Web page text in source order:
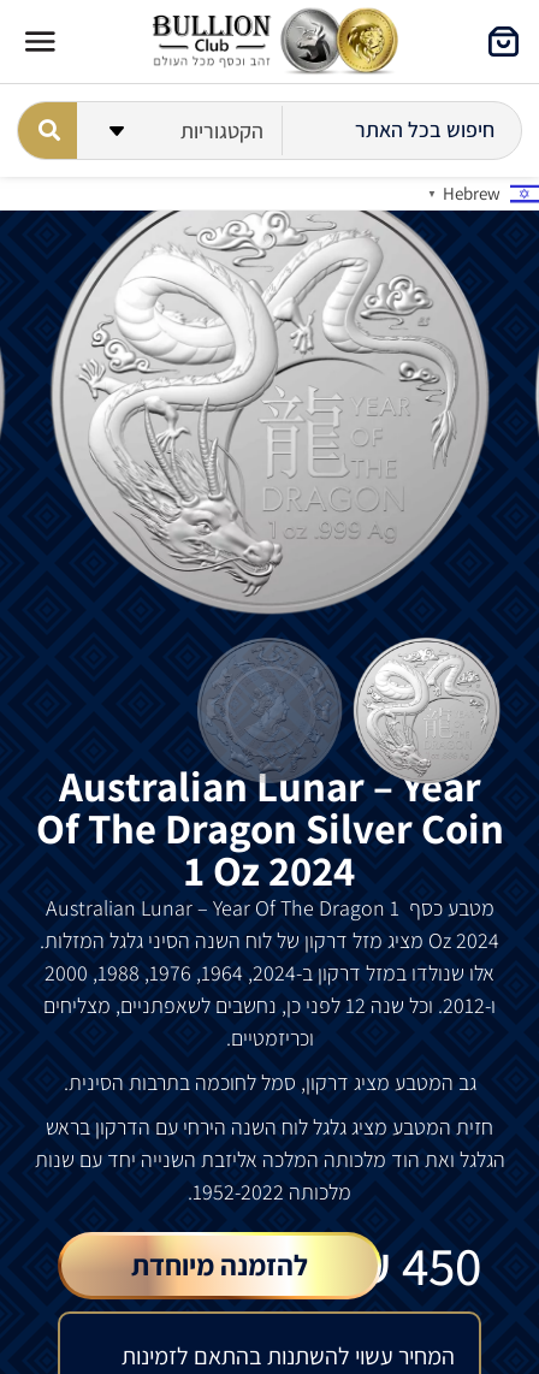
Hebrew
▼
Australian Lunar – Year
Of The Dragon Silver Coin
1 Oz 2024
מטבעכסף Australian Lunar – Year Of The Dragon 1
Oz 2024 מציג מזל דרקון שללוח השנה הסיני גלגל המזלות.
אלו שנולדו במזל דרקון ב-2024, 1964, 1976, 1988, 2000
ו-2012. וכל שנה לפני כן, נחשבים לשאפתניים, מצליחים
וכריזמטיים.
גב המטבע מציג דרקון, סמללחוכמה בתרבות הסינית.
חזית המטבע מציגגלגללוח השנה הירחי עם הדרקון בראש
הגלגל ואת הוד מלכותה המלכה אליזבת השנייה יחד עם שנות
מלכותה
450
₪ להזמנה מיוחדת
המחיר עשוי להשתנות בהתאם לזמינות